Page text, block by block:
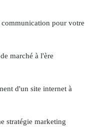
pour votre
marché à l'ère
d'un site internet à
stratégie marketing